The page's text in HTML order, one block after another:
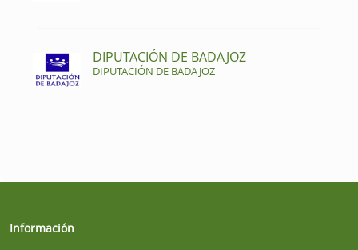
DIPUTACIÓN DE BADAJOZ
DIPUTACIÓN DE BADAJOZ
Información